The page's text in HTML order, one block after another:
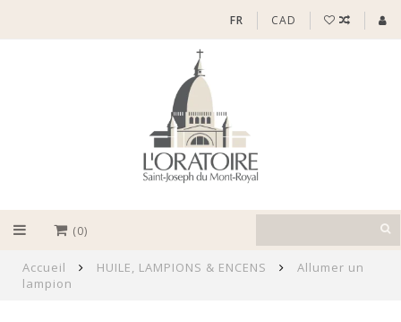
FR CAD
(0)
Accueil HUILE, LAMPIONS & ENCENS
Allumer un
lampion